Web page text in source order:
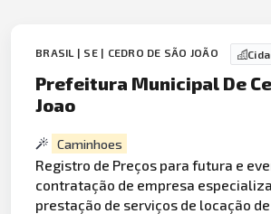
BRASIL | SE | CEDRO DE SÃO JOÃO
Prefeitura Municipal De
Joao
Caminhoes
Registro de Preços para futura e
contratação de empresa
prestação de serviços de locação